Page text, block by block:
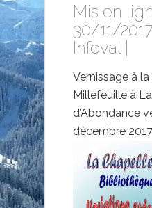
Mis en
30/11/
Infoval
Vernissage à
Millefeuille à
d’Abondance
décembre